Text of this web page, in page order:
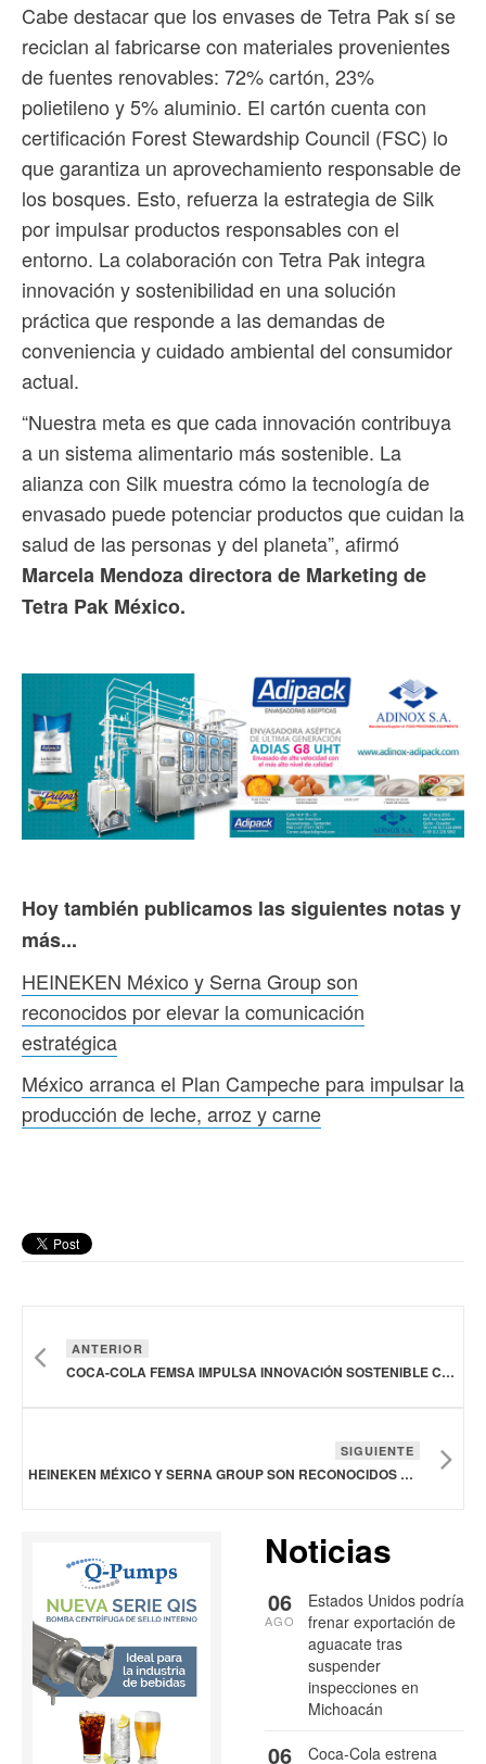
Cabe destacar que los envases de Tetra Pak sí se
reciclan al fabricarse con materiales provenientes
de fuentes renovables: 72% cartón, 23%
polietileno y 5% aluminio. El cartón cuenta con
certificación Forest Stewardship Council (FSC) lo
que garantiza un aprovechamiento responsable de
los bosques. Esto, refuerza la estrategia de Silk
por impulsar productos responsables con el
entorno. La colaboración con Tetra Pak integra
innovación y sostenibilidad en una solución
práctica que responde a las demandas de
conveniencia y cuidado ambiental del consumidor
actual.
“Nuestra meta es que cada innovación contribuya
a un sistema alimentario más sostenible. La
alianza con Silk muestra cómo la tecnología de
envasado puede potenciar productos que cuidan la
salud de las personas y del planeta”, afirmó
Marcela Mendoza directora de Marketing de
Tetra Pak México.
Hoy también publicamos las siguientes notas y
más...
HEINEKEN México y Serna Group son
reconocidos por elevar la comunicación
estratégica
México arranca el Plan Campeche para impulsar la
producción de leche, arroz y carne
ANTERIOR
COCA-COLA FEMSA IMPULSA INNOVACIÓN SOSTENIBLE CON NUEVA PLANTA DE CO2 EN TOLUCA
SIGUIENTE
HEINEKEN MÉXICO Y SERNA GROUP SON RECONOCIDOS POR ELEVAR LA COMUNICACIÓN ESTRATÉGICA
Noticias
Estados Unidos podría
frenar exportación de
aguacate tras
suspender
inspecciones en
Michoacán
06
AGO
Coca-Cola estrena
06